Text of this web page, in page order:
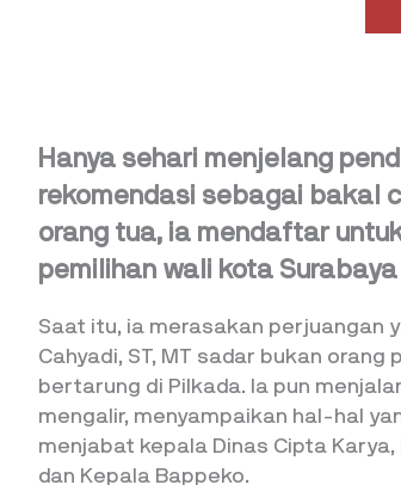
Hanya sehari menjelang
rekomendasi sebagai bakal
orang tua, ia mendaftar
pemilihan wali kota Surabaya
Saat itu, ia merasakan perjuangan
Cahyadi, ST, MT sadar bukan
bertarung di Pilkada. Ia pun
mengalir, menyampaikan hal-hal
menjabat kepala Dinas Cipta
dan Kepala Bappeko.